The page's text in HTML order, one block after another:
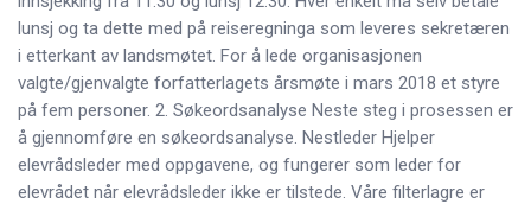
lunsj og ta dette med på reiseregninga som leveres sekretæren
i etterkant av landsmøtet. For å lede organisasjonen
valgte/gjenvalgte forfatterlagets årsmøte i mars 2018 et styre
på fem personer. 2. Søkeordsanalyse Neste steg i prosessen er
å gjennomføre en søkeordsanalyse. Nestleder Hjelper
elevrådsleder med oppgavene, og fungerer som leder for
elevrådet når elevrådsleder ikke er tilstede. Våre filterlagre er